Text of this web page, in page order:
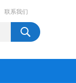
联系我们